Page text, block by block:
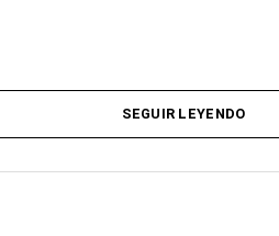
es libre. Sólo tenés
SEGUIR LEYENDO